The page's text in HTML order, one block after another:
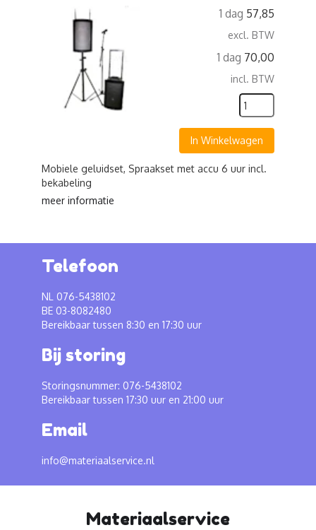
1 dag 57,85
excl. BTW
1 dag 70,00
incl. BTW
In Winkelwagen
Mobiele geluidset, Spraakset met accu 6 uur incl.
bekabeling
meer informatie
Telefoon
NL 076-5438102
BE 03-8082480
Bereikbaar tussen 8:30 en 17:30 uur
Bij storing
Storingsnummer: 076-5438102
Bereikbaar tussen 17:30 uur en 21:00 uur
Email
info@materiaalservice.nl
Materiaalservice